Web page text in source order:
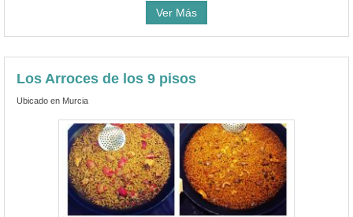
Ver Más
Los Arroces de los 9 pisos
Ubicado en Murcia